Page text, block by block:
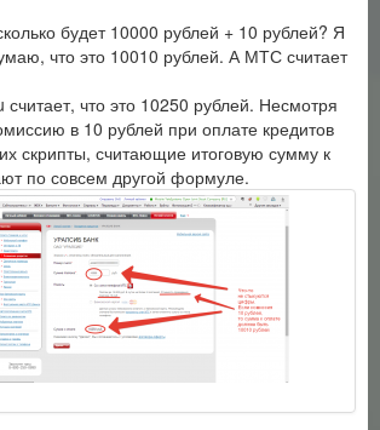
будет 10000 рублей + 10 рублей? Я
что это 10010 рублей. А МТС считает
что это 10250 рублей. Несмотря
в 10 рублей при оплате кредитов
скрипты, считающие итоговую сумму к
по совсем другой формуле.